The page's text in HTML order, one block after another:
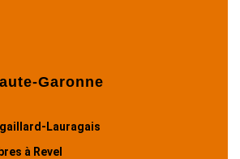
Garonne
Lauragais
à Revel